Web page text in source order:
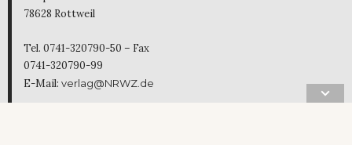
78628 Rottweil
Tel. 0741-320790-50 – Fax
0741-320790-99
E-Mail: verlag@NRWZ.de